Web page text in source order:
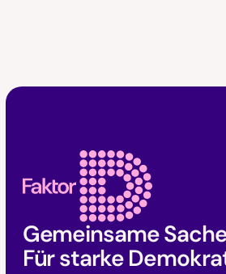
Faktor
Gemeinsame
Für starke